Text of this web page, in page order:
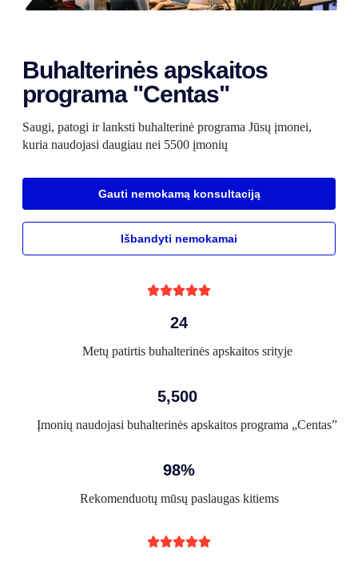
Išbandyti nemokamai
Gauti nemokamą konsultaciją
Saugi, patogi ir lanksti buhalterinė programa Jūsų įmonei,
kuria naudojasi daugiau nei 5500 įmonių
Buhalterinės apskaitos
programa "Centas"

24
Metų patirtis buhalterinės apskaitos srityje
5,500
Įmonių naudojasi buhalterinės apskaitos programa „Centas”
98%
Rekomenduotų mūsų paslaugas kitiems
